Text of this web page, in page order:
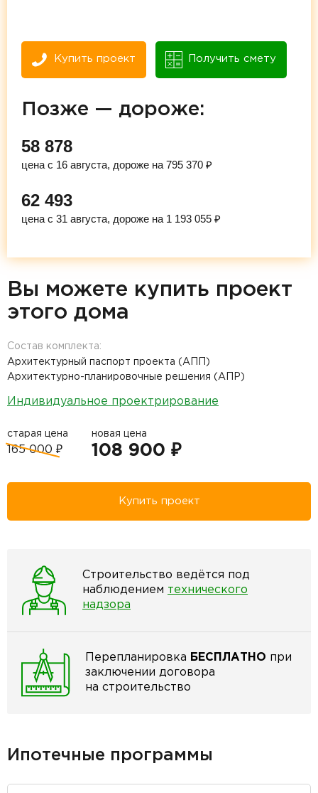
Купить проект Получить смету
Позже — дороже:
58 878
цена с 16 августа, дороже на 795 370 ₽
62 493
цена с 31 августа, дороже на 1 193 055 ₽
Вы можете купить проект
этого дома
Состав комплекта:
Архитектурный паспорт проекта (АПП)
Архитектурно-планировочные решения (АПР)
Индивидуальное проектрирование
старая цена
165 000 ₽
новая цена
108 900 ₽
Купить проект
Строительство ведётся под
наблюдением технического
надзора
Перепланировка БЕСПЛАТНО при
заключении договора
на строительство
Ипотечные программы